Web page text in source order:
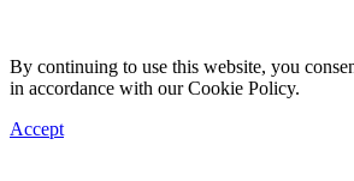
By continuing to use this website, you
in accordance with our Cookie Policy.
Accept